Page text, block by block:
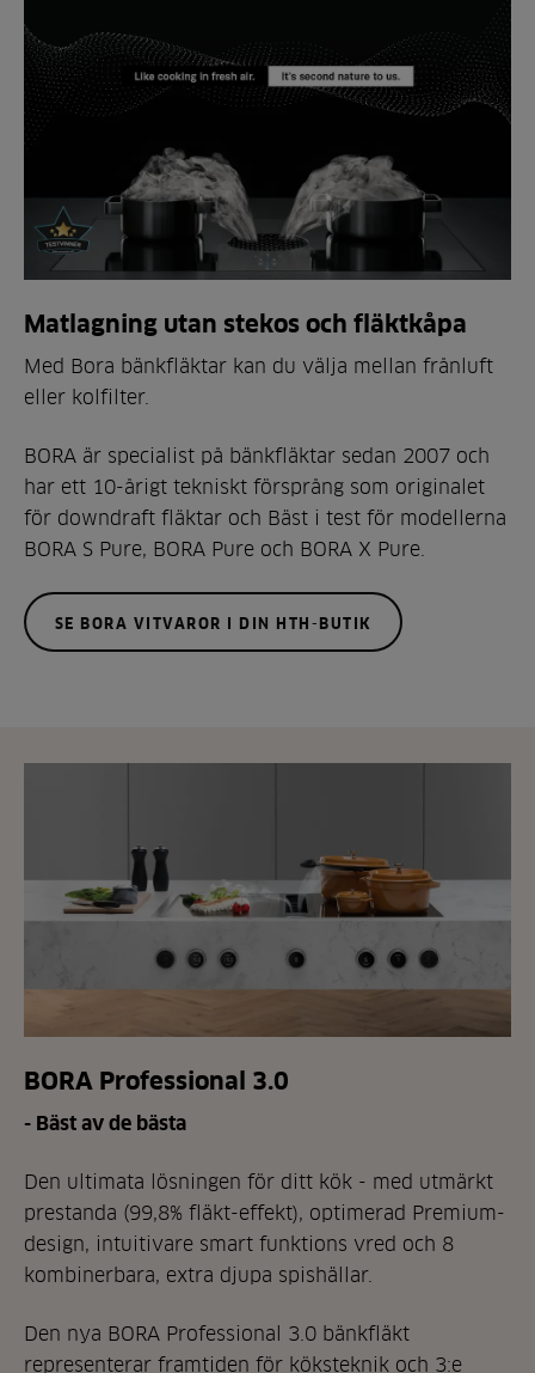
Matlagning utan stekos och fläktkåpa
Med Bora bänkfläktar kan du välja mellan frånluft
eller kolfilter.
BORA är specialist på bänkfläktar sedan 2007 och
har ett 10-årigt tekniskt försprång som originalet
för downdraft fläktar och Bäst i test för modellerna
BORA S Pure, BORA Pure och BORA X Pure.
SE BORA VITVAROR I DIN HTH-BUTIK
BORA Professional 3.0
- Bäst av de bästa
Den ultimata lösningen för ditt kök - med utmärkt
prestanda (99,8% fläkt-effekt), optimerad Premium-
design, intuitivare smart funktions vred och 8
kombinerbara, extra djupa spishällar.
Den nya BORA Professional 3.0 bänkfläkt
representerar framtiden för köksteknik och 3:e